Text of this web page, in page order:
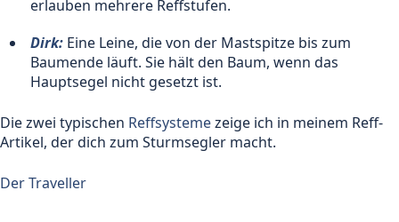
erlauben mehrere Reffstufen.
Dirk: Eine Leine, die von der Mastspitze bis zum
Baumende läuft. Sie hält den Baum, wenn das
Hauptsegel nicht gesetzt ist.
Die zwei typischen Reffsystemezeige ich in meinem Reff-
Artikel, der dich zum Sturmsegler macht.
Der Traveller